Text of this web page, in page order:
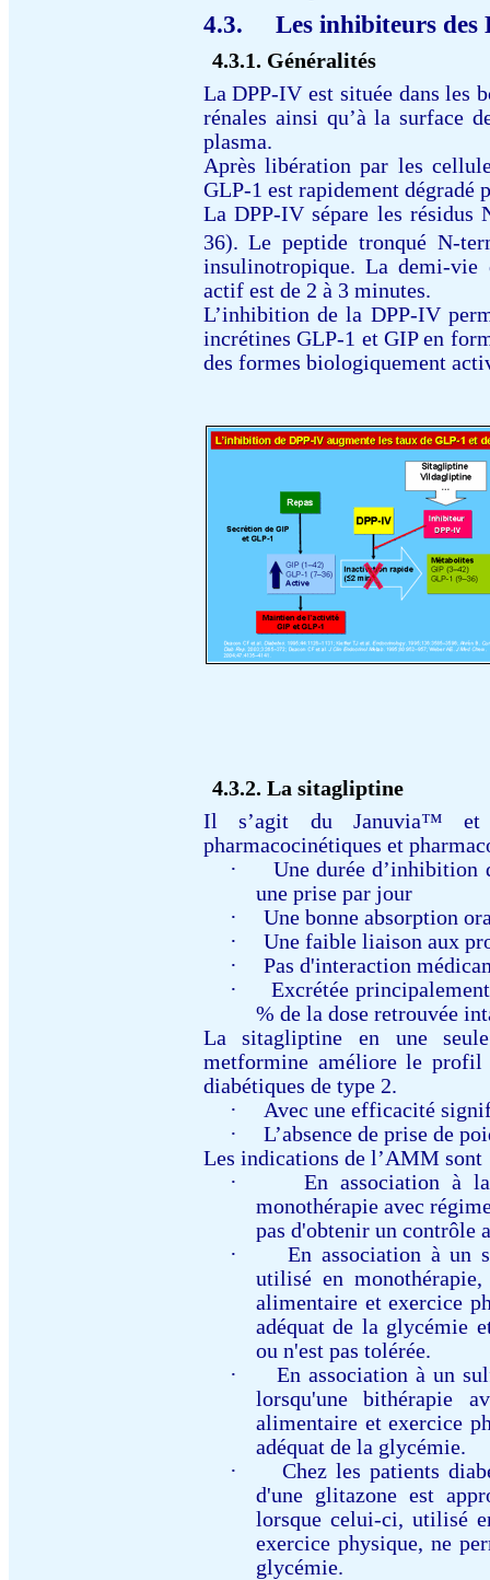
4.3. Les inhibiteurs des
4.3.1. Généralités
La DPP-IV est située dans les
rénales ainsi qu’à la surface
plasma.
Après libération par les
GLP-1 est rapidement dégradé
La DPP-IV sépare les résidus
36). Le peptide tronqué N-
insulinotropique. La demi-
actif est de 2 à 3 minutes.
L’inhibition de la DPP-IV
incrétines GLP-1 et GIP en
des formes biologiquement
4.3.2. La sitagliptine
Il s’agit du Januvia™ et
pharmacocinétiques et
·
Une durée
une prise par jour
·
Une bonne absorption
·
Une faible liaison aux
·
Pas d'interaction
·
Excrétée
% de la dose retrouvée
La sitagliptine en une
metformineaméliore le profil
diabétiques de type 2.
·
Avec une efficacité
·
L’absence de prise de
Les indications de l’AMM sont
·
En association à
monothérapie avec
pas d'obtenir un contrôle
·
En association à un
utilisé en
alimentaire et exercice
adéquat de la glycémie
ou n'est pas tolérée.
·
En association à un
lorsqu'une bithérapie
alimentaire et exercice
adéquat de la glycémie.
·
Chez les patients
d'une glitazone est
lorsque celui-ci, utilisé
exercice physique, ne
glycémie.